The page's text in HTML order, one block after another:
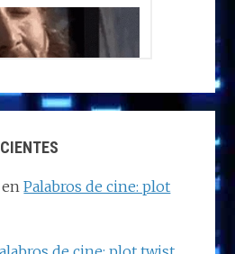
enPalabros de cine: plot